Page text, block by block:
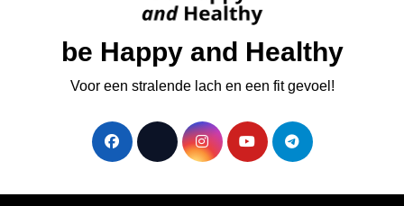
be Happy and Healthy
Voor een stralende lach en een fit gevoel!